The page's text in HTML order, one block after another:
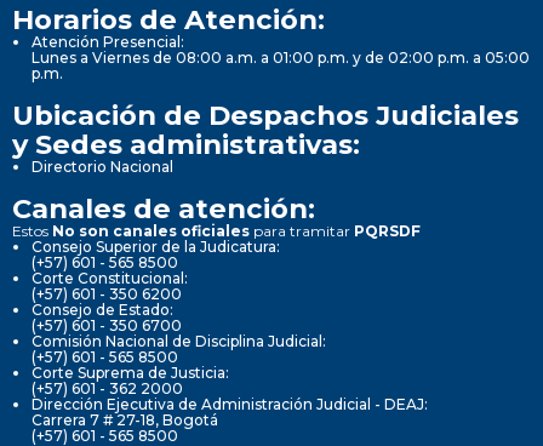
Horarios de Atención:
Atención Presencial:
Lunes a Viernes de 08:00 a.m. a 01:00 p.m. y de 02:00 p.m. a 05:00
p.m.
Ubicación de Despachos Judiciales
y Sedes administrativas:
Directorio Nacional
Canales de atención:
Estos No son canales oficiales para tramitar PQRSDF
Consejo Superior de la Judicatura:
(+57) 601 - 565 8500
Corte Constitucional:
(+57) 601 - 350 6200
Consejo de Estado:
(+57) 601 - 350 6700
Comisión Nacional de Disciplina Judicial:
(+57) 601 - 565 8500
Corte Suprema de Justicia:
(+57) 601 - 362 2000
Dirección Ejecutiva de Administración Judicial - DEAJ:
Carrera 7 # 27-18, Bogotá
(+57) 601 - 565 8500